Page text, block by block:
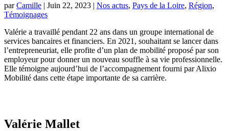
parCamille | Juin 22, 2023 | Nos actus, Pays de la Loire, Région,
Témoignages
Valérie a travaillé pendant 22 ans dans un groupe international de
services bancaires et financiers. En 2021, souhaitant se lancer dans
l’entrepreneuriat, elle profite d’un plan de mobilité proposé par son
employeur pour donner un nouveau souffle à sa vie professionnelle.
Elle témoigne aujourd’hui de l’accompagnement fourni par Alixio
Mobilité dans cette étape importante de sa carrière.
Valérie Mallet